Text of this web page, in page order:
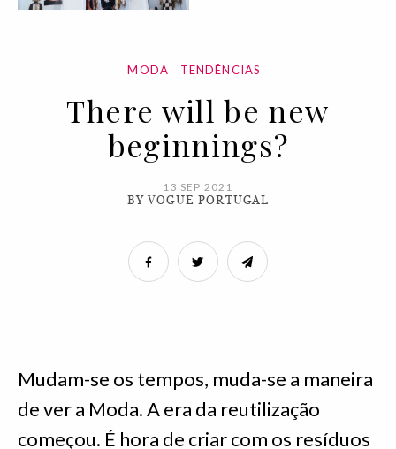
MODA TENDÊNCIAS
There will be new
beginnings?
13 SEP 2021
BY VOGUE PORTUGAL
Mudam-se os tempos, muda-se a maneira
de ver a Moda. A era da reutilização
começou. É hora de criar com os resíduos